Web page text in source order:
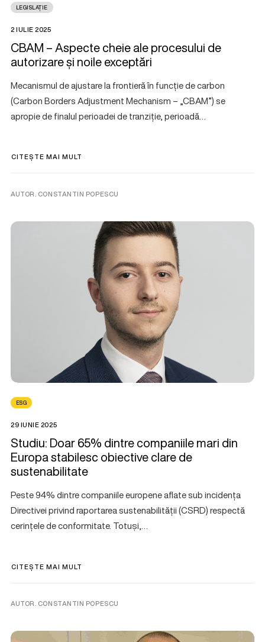
LEGISLAȚIE
2 IULIE 2025
CBAM – Aspecte cheie ale procesului de
autorizare și noile exceptări
Mecanismul de ajustare la frontieră în funcție de carbon
(Carbon Borders Adjustment Mechanism – „CBAM”) se
apropie de finalul perioadei de tranziție, perioadă…
CITEȘTE MAI MULT
AUTOR. CONSTANTIN POPESCU
ESG
29 IUNIE 2025
Studiu: Doar 65% dintre companiile mari din
Europa stabilesc obiective clare de
sustenabilitate
Peste 94% dintre companiile europene aflate sub incidența
Directivei privind raportarea sustenabilității (CSRD) respectă
cerințele de conformitate. Totuși,…
CITEȘTE MAI MULT
AUTOR. CONSTANTIN POPESCU